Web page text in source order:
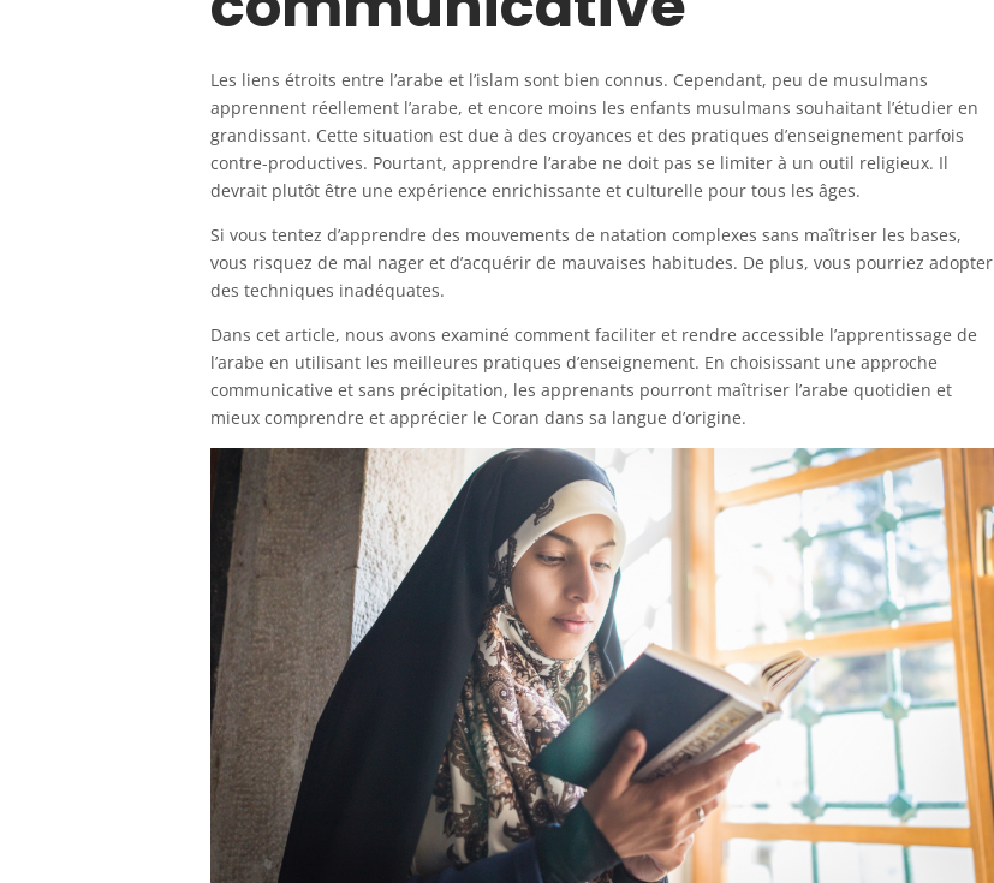
Les liens étroits entre l’arabe et l’islam sont bien connus. Cependant, peu de musulmans
apprennent réellement l’arabe, et encore moins les enfants musulmans souhaitant l’étudier en
grandissant. Cette situation est due à des croyances et des pratiques d’enseignement parfois
contre-productives. Pourtant, apprendre l’arabe ne doit pas se limiter à un outil religieux. Il
devrait plutôt être une expérience enrichissante et culturelle pour tous les âges.
Si vous tentez d’apprendre des mouvements de natation complexes sans maîtriser les bases,
vous risquez de mal nager et d’acquérir de mauvaises habitudes. De plus, vous pourriez adopter
des techniques inadéquates.
Dans cet article, nous avons examiné comment faciliter et rendre accessible l’apprentissage de
l’arabe en utilisant les meilleures pratiques d’enseignement. En choisissant une approche
communicative et sans précipitation, les apprenants pourront maîtriser l’arabe quotidien et
mieux comprendre et apprécier le Coran dans sa langue d’origine.